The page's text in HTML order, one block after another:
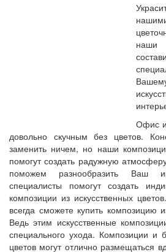
наши
Офис
довольно скучным без цветов.
заменить ничем, но наши
помогут создать радужную
поможем разнообразить Ваш
специалисты помогут создать
композиции из искусственных цветов
всегда сможете купить композицию
Ведь этим искусственные
специального ухода. Композиции и
цветов могут отлично размещаться